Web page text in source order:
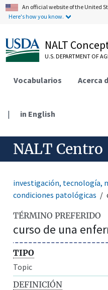
An official website of the United
Here's how you know.
NALT
U.S. DEPARTMENT OF
Vocabularios Acerca
| in English
NALT Centro
investigación, tecnología,
condiciones patológicas
TÉRMINO PREFERIDO
curso de una
TIPO
Topic
DEFINICIÓN